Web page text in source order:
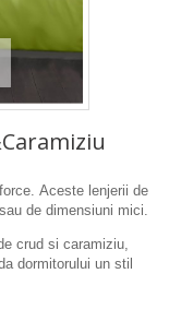
Aceste lenjerii de
de dimensiuni mici.
crud si caramiziu,
dormitorului un stil